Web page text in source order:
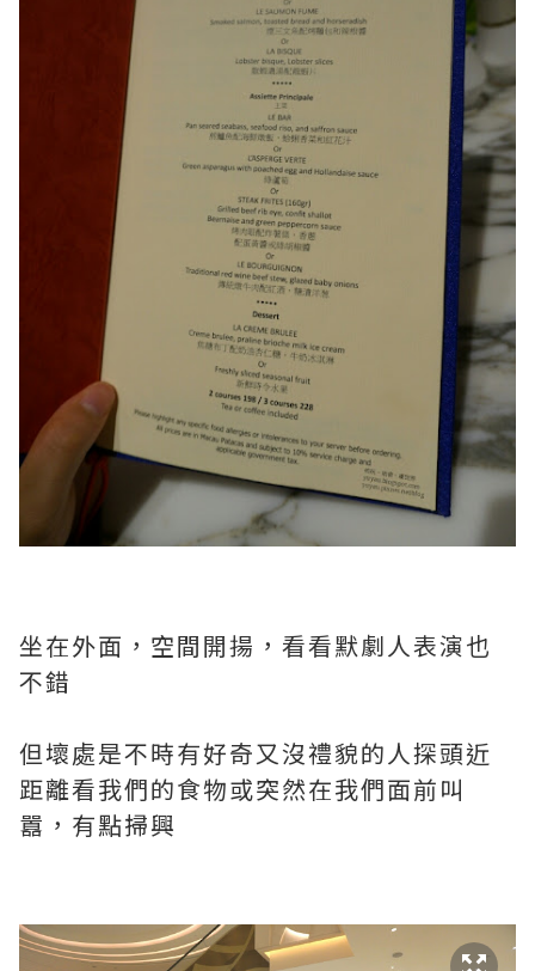
坐在外面，空間開揚，看看默劇人表演也
不錯
但壞處是不時有好奇又沒禮貌的人探頭近
距離看我們的食物或突然在我們面前叫
囂，有點掃興